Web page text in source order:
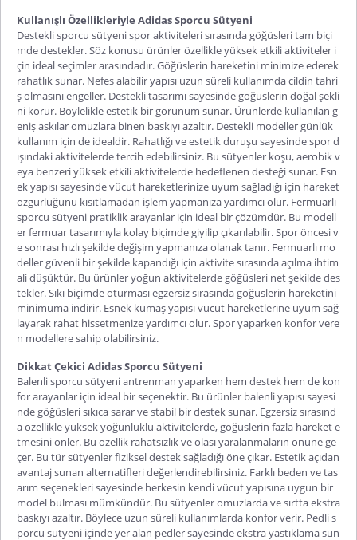
Kullanışlı Özellikleriyle Adidas Sporcu Sütyeni
Destekli sporcu sütyenispor aktiviteleri sırasında göğüsleri tam biçi
mde destekler. Söz konusu ürünler özellikle yüksek etkili aktiviteler i
çin ideal seçimler arasındadır. Göğüslerin hareketini minimize ederek
rahatlık sunar. Nefes alabilir yapısı uzun süreli kullanımda cildin tahri
ş olmasını engeller. Destekli tasarımı sayesinde göğüslerin doğal şekli
ni korur. Böylelikle estetik bir görünüm sunar. Ürünlerde kullanılan g
eniş askılar omuzlara binen baskıyı azaltır. Destekli modeller günlük
kullanım için de idealdir. Rahatlığı ve estetik duruşu sayesinde spor d
ışındaki aktivitelerde tercih edebilirsiniz. Bu sütyenler koşu, aerobik v
eya benzeri yüksek etkili aktivitelerde hedeflenen desteği sunar. Esn
ek yapısı sayesinde vücut hareketlerinize uyum sağladığı için hareket
özgürlüğünü kısıtlamadan işlem yapmanıza yardımcı olur. Fermuarlı
sporcu sütyeni pratiklik arayanlar için ideal bir çözümdür. Bu modell
er fermuar tasarımıyla kolay biçimde giyilip çıkarılabilir. Spor öncesi v
e sonrası hızlı şekilde değişim yapmanıza olanak tanır. Fermuarlı mo
deller güvenli bir şekilde kapandığı için aktivite sırasında açılma ihtim
ali düşüktür. Bu ürünler yoğun aktivitelerde göğüsleri net şekilde des
tekler. Sıkı biçimde oturması egzersiz sırasında göğüslerin hareketini
minimuma indirir. Esnek kumaş yapısı vücut hareketlerine uyum sağ
layarak rahat hissetmenize yardımcı olur. Spor yaparken konfor vere
n modellere sahip olabilirsiniz.
Dikkat Çekici Adidas Sporcu Sütyeni
Balenli sporcu sütyeniantrenman yaparken hem destek hem de kon
for arayanlar için ideal bir seçenektir. Bu ürünler balenli yapısı sayesi
nde göğüsleri sıkıca sarar ve stabil bir destek sunar. Egzersiz sırasınd
a özellikle yüksek yoğunluklu aktivitelerde, göğüslerin fazla hareket e
tmesini önler. Bu özellik rahatsızlık ve olası yaralanmaların önüne ge
çer. Bu tür sütyenler fiziksel destek sağladığı öne çıkar. Estetik açıdan
avantaj sunan alternatifleri değerlendirebilirsiniz. Farklı beden ve tas
arım seçenekleri sayesinde herkesin kendi vücut yapısına uygun bir
model bulması mümkündür. Bu sütyenler omuzlarda ve sırtta ekstra
baskıyı azaltır. Böylece uzun süreli kullanımlarda konfor verir. Pedli s
porcu sütyeni içinde yer alan pedler sayesinde ekstra yastıklama sun